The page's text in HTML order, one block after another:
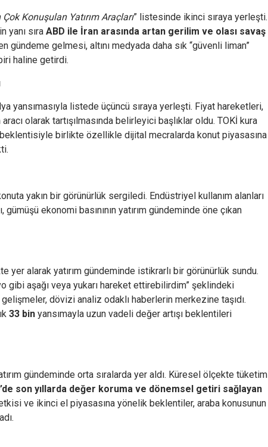
Çok Konuşulan Yatırım Araçları” listesinde ikinci sıraya yerleşti.
yanı sıra ABD ile İran arasında artan gerilim ve olası savaş
gelmesi, altını medyada daha sık “güvenli liman”
haline getirdi.
yansımasıyla listede üçüncü sıraya yerleşti. Fiyat hareketleri,
olarak tartışılmasında belirleyici başlıklar oldu. TOKİ kura
birlikte özellikle dijital mecralarda konut piyasasına
yakın bir görünürlük sergiledi. Endüstriyel kullanım alanları
ekonomi basınının yatırım gündeminde öne çıkan
yer alarak yatırım gündeminde istikrarlı bir görünürlük sundu.
gibi aşağı veya yukarı hareket ettirebilirdim” şeklindeki
dövizi analiz odaklı haberlerin merkezine taşıdı.
33 bin yansımayla uzun vadeli değer artışı beklentileri
gündeminde orta sıralarda yer aldı. Küresel ölçekte tüketim
son yıllarda değer koruma ve dönemsel getiri sağlayan
ve ikinci el piyasasına yönelik beklentiler, araba konusunun